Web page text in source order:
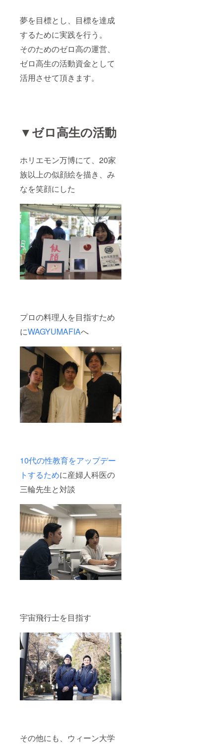
夢を目標とし、目標を達成
するために実践を行う。
そのためのゼロ高の運営、
ゼロ高生の活動資金として
活用させて頂きます。
▼ゼロ高生の活動
ホリエモン万博にて、20家
族以上の似顔絵を描き、み
なを笑顔にした
プロの料理人を目指すため
にWAGYUMAFIAへ
10代の性教育をアップデー
トするために産婦人科医の
三輪先生と対談
宇宙飛行士を目指す
その他にも、ウィーン大学